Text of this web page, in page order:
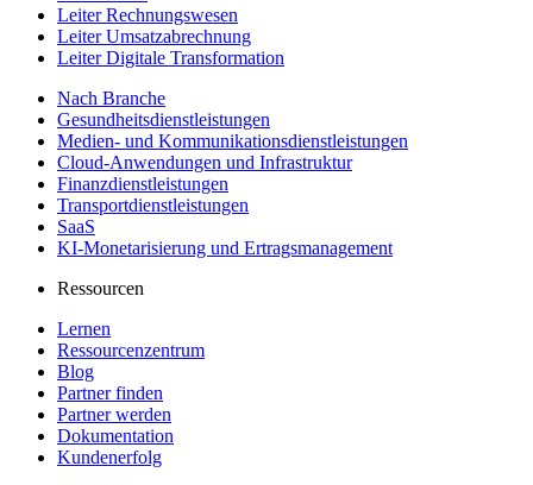
Leiter Rechnungswesen
Leiter Umsatzabrechnung
Leiter Digitale Transformation
Nach Branche
Gesundheitsdienstleistungen
Medien- und Kommunikationsdienstleistungen
Cloud-Anwendungen und Infrastruktur
Finanzdienstleistungen
Transportdienstleistungen
SaaS
KI-Monetarisierung und Ertragsmanagement
Ressourcen
Lernen
Ressourcenzentrum
Blog
Partner finden
Partner werden
Dokumentation
Kundenerfolg